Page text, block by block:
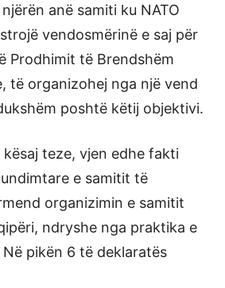
anë samiti ku NATO
vendosmërinë e saj për
Prodhimit të Brendshëm
të organizohej nga një vend
poshtë këtij objektivi.
teze, vjen edhe fakti
e samitit të
organizimin e samitit
ndryshe nga praktika e
pikën 6 të deklaratës